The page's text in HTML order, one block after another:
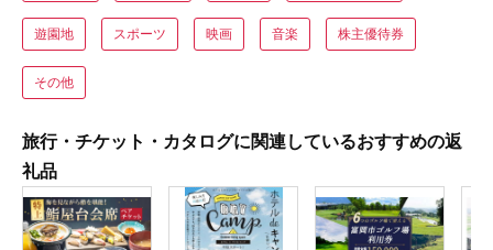
遊園地 スポーツ 映画 音楽 株主優待券
その他
旅行・チケット・カタログに関連しているおすすめの返
礼品